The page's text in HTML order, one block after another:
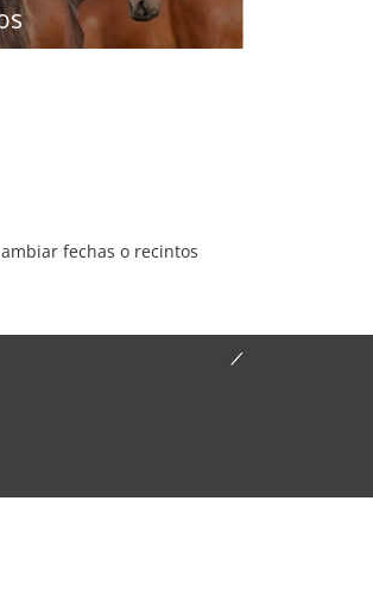
fechas o recintos